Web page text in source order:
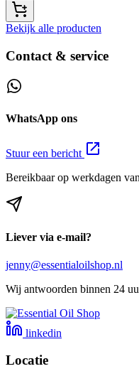
Bekijk alle producten
Contact & service
WhatsApp ons
Stuur een bericht
Bereikbaar op werkdagen
Liever via e-mail?
jenny@essentialoilshop.nl
Wij antwoorden binnen 24
linkedin
Locatie